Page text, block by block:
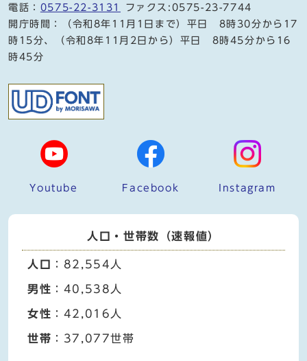
電話： 0575-22-3131
ファクス:0575-23-7744
開庁時間：（令和8年11月1日まで）平日 8時30分から17
時15分、（令和8年11月2日から）平日 8時45分から16
時45分
Youtube Facebook Instagram
人口・世帯数（速報値）
人口 ：82,554人
男性 ：40,538人
女性 ：42,016人
世帯 ：37,077世帯